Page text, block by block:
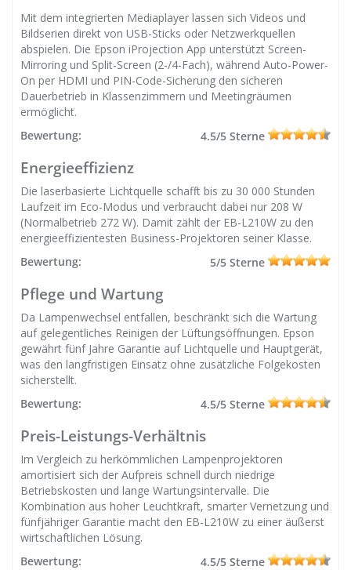
Mit dem integrierten Mediaplayer lassen sich Videos und
Bildserien direkt von USB-Sticks oder Netzwerkquellen
abspielen. Die Epson iProjection App unterstützt Screen-
Mirroring und Split-Screen (2-/4-Fach), während Auto-Power-
On per HDMI und PIN-Code-Sicherung den sicheren
Dauerbetrieb in Klassenzimmern und Meetingräumen
ermöglicht.
Bewertung:
4.5/5 Sterne
Energieeffizienz
Die laserbasierte Lichtquelle schafft bis zu 30 000 Stunden
Laufzeit im Eco-Modus und verbraucht dabei nur 208 W
(Normalbetrieb 272 W). Damit zählt der EB-L210W zu den
energieeffizientesten Business-Projektoren seiner Klasse.
Bewertung:
5/5 Sterne
Pflege und Wartung
Da Lampenwechsel entfallen, beschränkt sich die Wartung
auf gelegentliches Reinigen der Lüftungsöffnungen. Epson
gewährt fünf Jahre Garantie auf Lichtquelle und Hauptgerät,
was den langfristigen Einsatz ohne zusätzliche Folgekosten
sicherstellt.
Bewertung:
4.5/5 Sterne
Preis-Leistungs-Verhältnis
Im Vergleich zu herkömmlichen Lampenprojektoren
amortisiert sich der Aufpreis schnell durch niedrige
Betriebskosten und lange Wartungsintervalle. Die
Kombination aus hoher Leuchtkraft, smarter Vernetzung und
fünfjähriger Garantie macht den EB-L210W zu einer äußerst
wirtschaftlichen Lösung.
Bewertung:
4.5/5 Sterne